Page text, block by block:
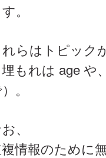
。
らはトピック
埋もれは age
。
、
情報のために